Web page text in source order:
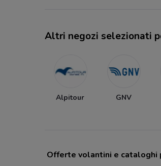
Altri negozi selezionati
Alpitour GNV
Offerte volantini e cataloghi